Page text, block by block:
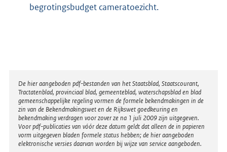
begrotingsbudget cameratoezicht.
Disclaimer
De hier aangeboden pdf-bestanden van het Staatsblad, Staatscourant,
Tractatenblad, provinciaal blad, gemeenteblad, waterschapsblad en blad
gemeenschappelijke regeling vormen de formele bekendmakingen in de
zin van de Bekendmakingswet en de Rijkswet goedkeuring en
bekendmaking verdragen voor zover ze na 1 juli 2009 zijn uitgegeven.
Voor pdf-publicaties van vóór deze datum geldt dat alleen de in papieren
vorm uitgegeven bladen formele status hebben; de hier aangeboden
elektronische versies daarvan worden bij wijze van service aangeboden.